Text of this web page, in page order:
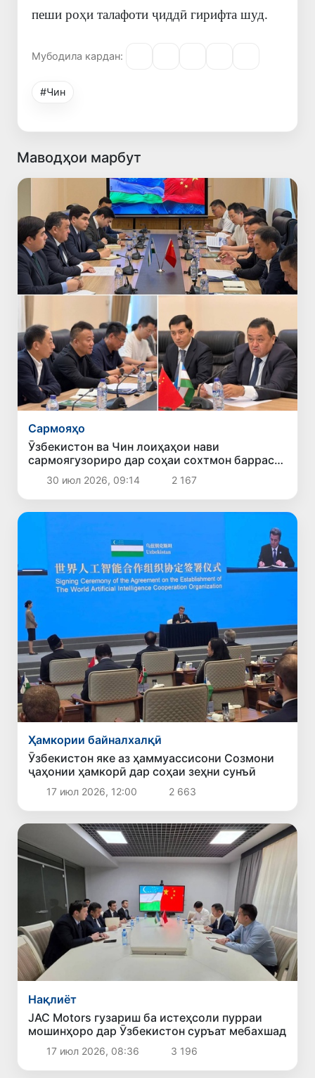
пеши роҳи талафоти ҷиддӣ гирифта шуд.
Мубодила кардан:
#Чин
Маводҳои марбут
Сармояҳо
Ӯзбекистон ва Чин лоиҳаҳои нави
сармоягузориро дар соҳаи сохтмон баррасӣ
карданд
30 июл 2026, 09:14 2 167
Ҳамкории байналхалқӣ
Ӯзбекистон яке аз ҳаммуассисони Созмони
ҷаҳонии ҳамкорӣ дар соҳаи зеҳни сунъӣ
17 июл 2026, 12:00 2 663
Нақлиёт
JAC Motors гузариш ба истеҳсоли пурраи
мошинҳоро дар Ӯзбекистон суръат мебахшад
17 июл 2026, 08:36 3 196